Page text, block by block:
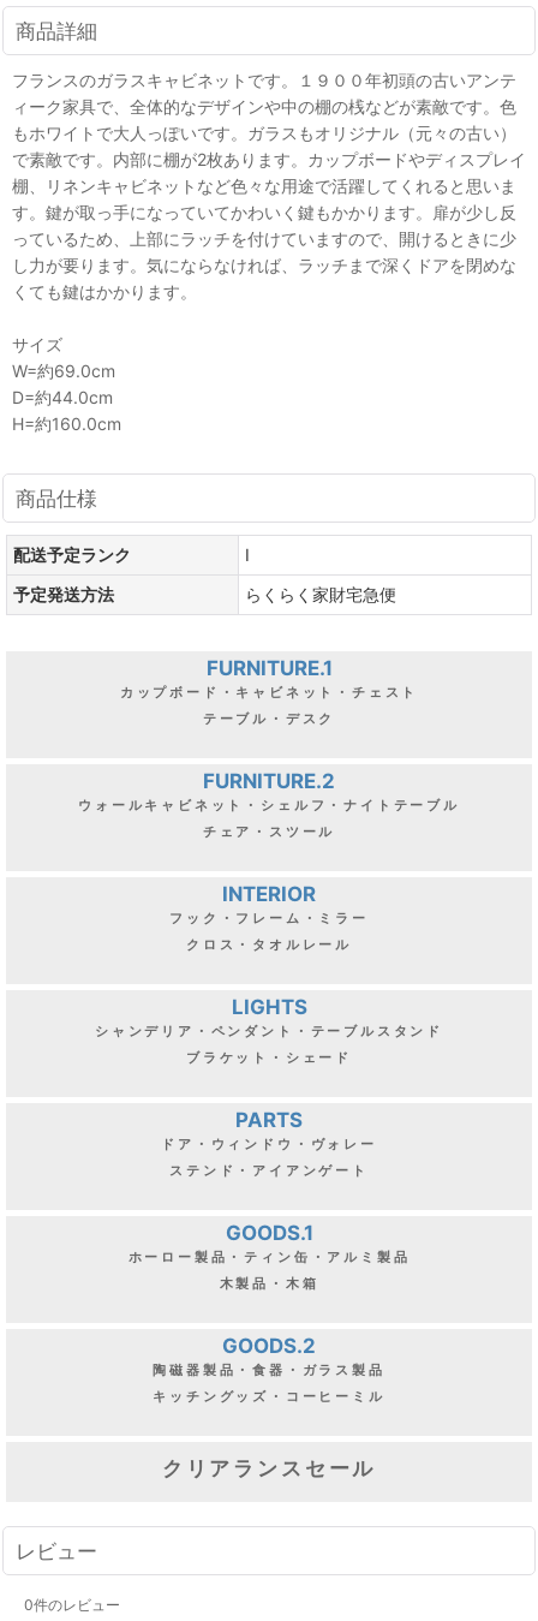
商品詳細
フランスのガラスキャビネットです。１９００年初頭の古いアンテ
ィーク家具で、全体的なデザインや中の棚の桟などが素敵です。色
もホワイトで大人っぽいです。ガラスもオリジナル（元々の古い）
で素敵です。内部に棚が2枚あります。カップボードやディスプレイ
棚、リネンキャビネットなど色々な用途で活躍してくれると思いま
す。鍵が取っ手になっていてかわいく鍵もかかります。扉が少し反
っているため、上部にラッチを付けていますので、開けるときに少
し力が要ります。気にならなければ、ラッチまで深くドアを閉めな
くても鍵はかかります。
サイズ
W=約69.0cm
D=約44.0cm
H=約160.0cm
商品仕様
配送予定ランク
I
予定発送方法
らくらく家財宅急便
FURNITURE.1
カップボード・キャビネット・チェスト
テーブル・デスク
FURNITURE.2
ウォールキャビネット・シェルフ・ナイトテーブル
チェア・スツール
INTERIOR
フック・フレーム・ミラー
クロス・タオルレール
LIGHTS
シャンデリア・ペンダント・テーブルスタンド
ブラケット・シェード
PARTS
ドア・ウィンドウ・ヴォレー
ステンド・アイアンゲート
GOODS.1
ホーロー製品・ティン缶・アルミ製品
木製品・木箱
GOODS.2
陶磁器製品・食器・ガラス製品
キッチングッズ・コーヒーミル
クリアランスセール
レビュー
0件のレビュー